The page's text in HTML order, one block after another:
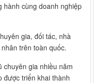
hành cùng doanh nghiệp
gia, đối tác, nhà
trên toàn quốc.
chuyên gia nhiều năm
được triển khai thành